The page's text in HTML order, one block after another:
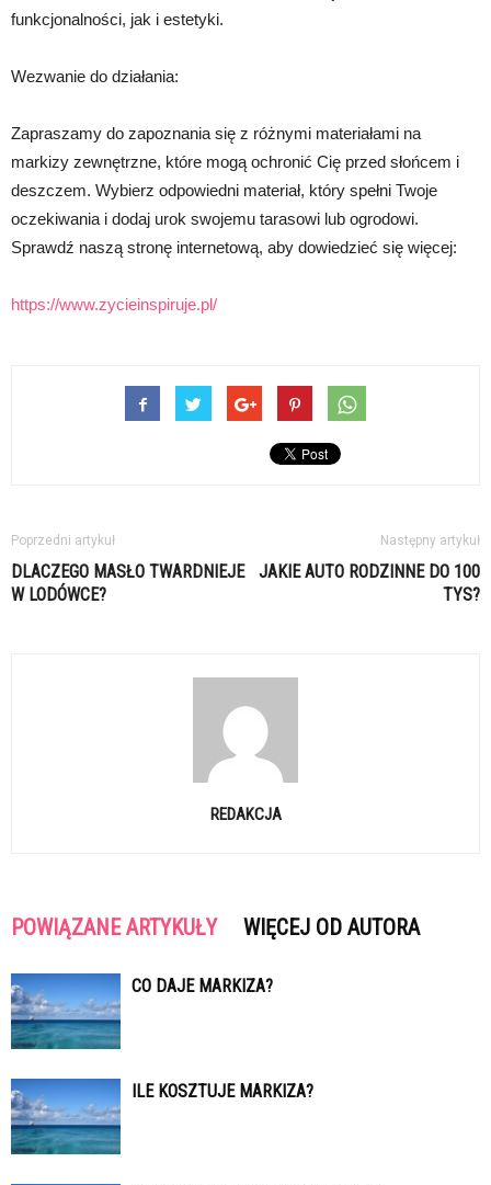
funkcjonalności, jak i estetyki.
Wezwanie do działania:
Zapraszamy do zapoznania się z różnymi materiałami na
markizy zewnętrzne, które mogą ochronić Cię przed słońcem i
deszczem. Wybierz odpowiedni materiał, który spełni Twoje
oczekiwania i dodaj urok swojemu tarasowi lub ogrodowi.
Sprawdź naszą stronę internetową, aby dowiedzieć się więcej:
https://www.zycieinspiruje.pl/
Poprzedni artykuł
DLACZEGO MASŁO TWARDNIEJE
W LODÓWCE?
Następny artykuł
JAKIE AUTO RODZINNE DO 100
TYS?
REDAKCJA
POWIĄZANE ARTYKUŁY WIĘCEJ OD AUTORA
CO DAJE MARKIZA?
ILE KOSZTUJE MARKIZA?